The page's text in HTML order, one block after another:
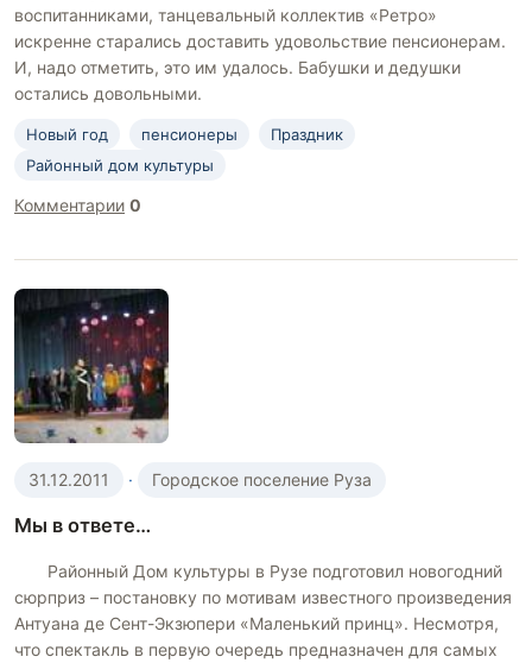
воспитанниками, танцевальный коллектив «Ретро»
искренне старались доставить удовольствие пенсионерам.
И, надо отметить, это им удалось. Бабушки и дедушки
остались довольными.
Новый год пенсионеры
Праздник
Районный дом культуры
Комментарии 0
31.12.2011 · Городское поселение Руза
Мы в ответе…
Районный Дом культуры в Рузе подготовил новогодний
сюрприз – постановку по мотивам известного произведения
Антуана де Сент-Экзюпери «Маленький принц». Несмотря,
что спектакль в первую очередь предназначен для самых